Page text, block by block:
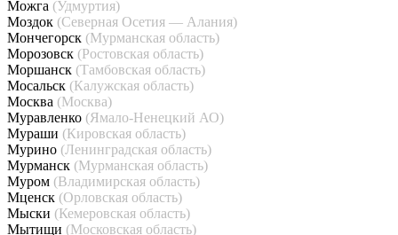
Можга (Удмуртия)
Моздок (Северная Осетия — Алания)
Мончегорск (Мурманская область)
Морозовск (Ростовская область)
Моршанск (Тамбовская область)
Мосальск (Калужская область)
Москва (Москва)
Муравленко (Ямало-Ненецкий АО)
Мураши (Кировская область)
Мурино (Ленинградская область)
Мурманск (Мурманская область)
Муром (Владимирская область)
Мценск (Орловская область)
Мыски (Кемеровская область)
Мытищи (Московская область)